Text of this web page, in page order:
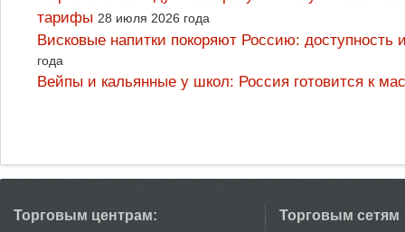
тарифы 28 июля 2026 года
Висковые напитки покоряют Россию:
года
Вейпы и кальянные у школ: Россия готовится к
Торговым центрам: Торговым сетям